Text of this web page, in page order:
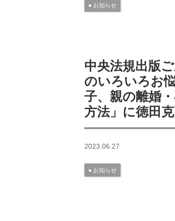
お知らせ
中央法規出版
のいろいろお
子、親の離婚
方法」に徳田
2023.06.27
お知らせ